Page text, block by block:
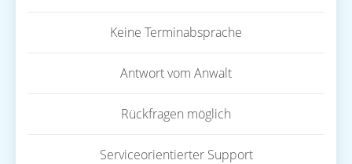
Keine Terminabsprache
Antwort vom Anwalt
Rückfragen möglich
Serviceorientierter Support